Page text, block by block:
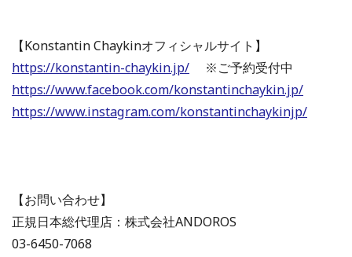
【Konstantin Chaykinオフィシャルサイト】
https://konstantin-chaykin.jp/ ※ご予約受付中
https://www.facebook.com/konstantinchaykin.jp/
https://www.instagram.com/konstantinchaykinjp/
【お問い合わせ】
正規日本総代理店：株式会社ANDOROS
03-6450-7068